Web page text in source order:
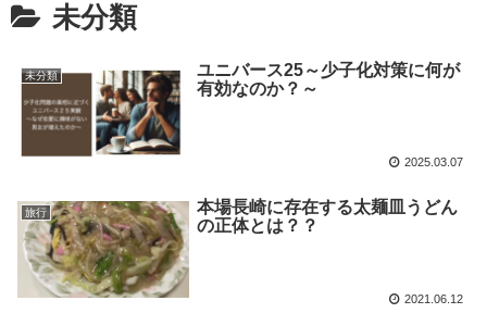
未分類
未分類
ユニバース25～少子化対策に何が
有効なのか？～
2025.03.07
旅行
本場長崎に存在する太麺皿うどん
の正体とは？？
2021.06.12